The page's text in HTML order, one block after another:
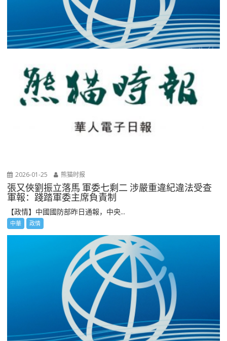
2026-01-25 熊猫时报
張又俠劉振立落馬 軍委七剩二 涉嚴重違紀違法受查
軍報：踐踏軍委主席負責制
【政情】中國國防部昨日通報，中央...
中華 政情